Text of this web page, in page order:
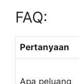
FAQ:
Pertanyaan
Apa peluang